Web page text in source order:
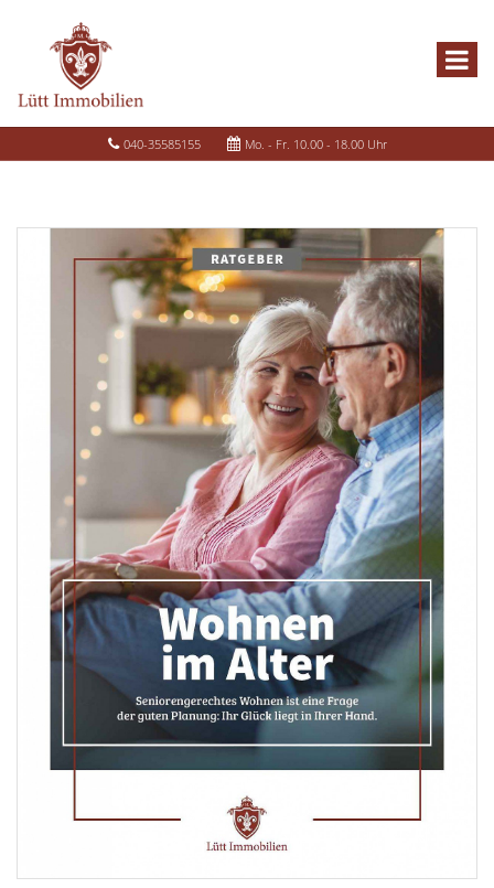
040-35585155 Mo. - Fr. 10.00 - 18.00 Uhr